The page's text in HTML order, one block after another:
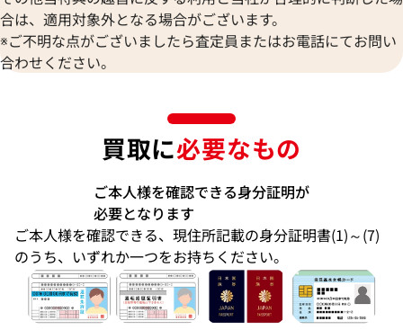
合は、適用対象外となる場合がございます。
※ご不明な点がございましたら査定員またはお電話にてお問い
合わせください。
買取に必要なもの
ご本人様を確認できる身分証明が
必要となります
ご本人様を確認できる、現住所記載の身分証明書(1)～(7)
のうち、いずれか一つをお持ちください。